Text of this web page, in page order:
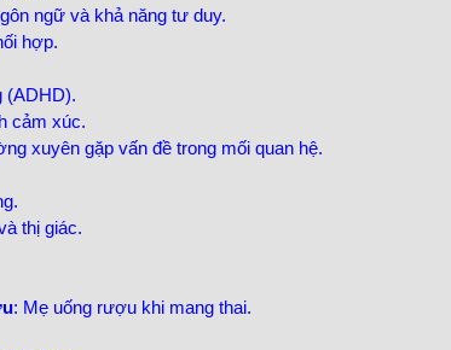
ngữ và khả năng tư duy.
hợp.
(ADHD).
cảm xúc.
xuyên gặp vấn đề trong mối quan hệ.
thị giác.
: Mẹ uống rượu khi mang thai.